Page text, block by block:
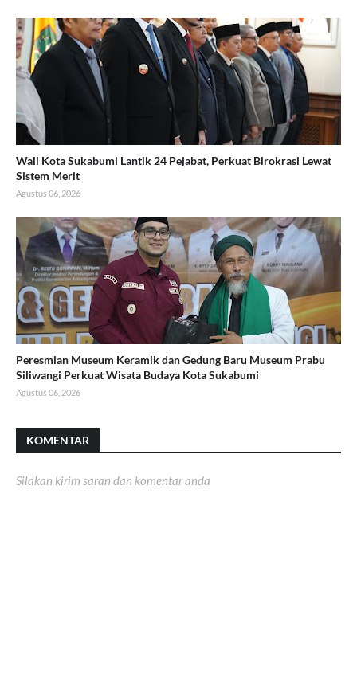
Wali Kota Sukabumi Lantik 24 Pejabat, Perkuat Birokrasi Lewat
Sistem Merit
Agustus 06, 2026
Peresmian Museum Keramik dan Gedung Baru Museum Prabu
Siliwangi Perkuat Wisata Budaya Kota Sukabumi
Agustus 06, 2026
KOMENTAR
Silakan kirim saran dan komentar anda